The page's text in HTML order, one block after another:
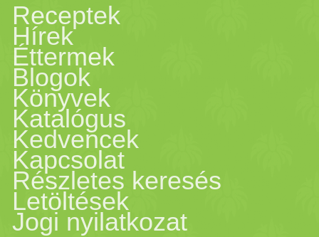
Receptek
Hírek
Éttermek
Blogok
Könyvek
Katalógus
Kedvencek
Kapcsolat
Részletes keresés
Letöltések
Jogi nyilatkozat